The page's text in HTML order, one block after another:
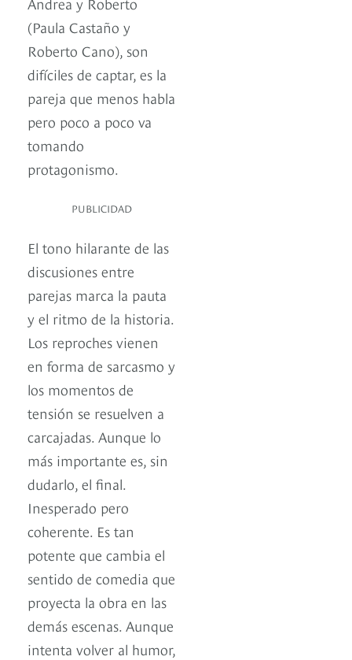
(Paula Castaño y
Roberto Cano), son
difíciles de captar, es la
pareja que menos habla
pero poco a poco va
tomando
protagonismo.
PUBLICIDAD
El tono hilarante de las
discusiones entre
parejas marca la pauta
y el ritmo de la historia.
Los reproches vienen
en forma de sarcasmo y
los momentos de
tensión se resuelven a
carcajadas. Aunque lo
más importante es, sin
dudarlo, el final.
Inesperado pero
coherente. Es tan
potente que cambia el
sentido de comedia que
proyecta la obra en las
demás escenas. Aunque
intenta volver al humor,